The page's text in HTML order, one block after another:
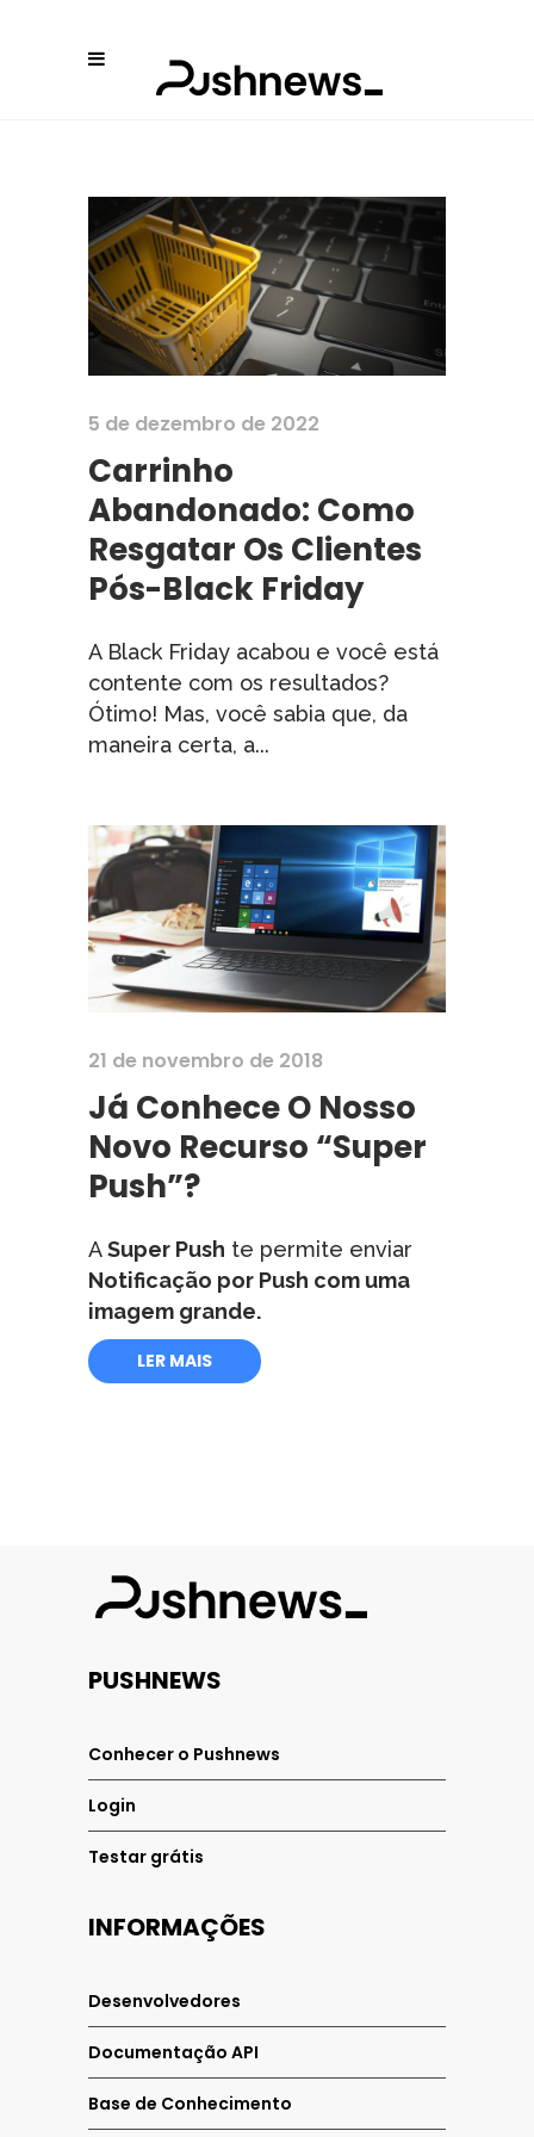
5 de dezembro de 2022
Carrinho
Abandonado: Como
Resgatar Os Clientes
Pós-Black Friday
A Black Friday acabou e você está
contente com os resultados?
Ótimo! Mas, você sabia que, da
maneira certa, a...
21 de novembro de 2018
Já Conhece O Nosso
Novo Recurso “Super
Push”?
ASuper Push te permite enviar
Notificação por Push com uma
imagem grande.
LER MAIS
PUSHNEWS
Conhecer o Pushnews
Login
Testar grátis
INFORMAÇÕES
Desenvolvedores
Documentação API
Base de Conhecimento